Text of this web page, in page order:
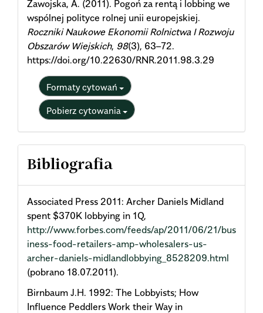
Zawojska, A. (2011). Pogoń za rentą i lobbing we
wspólnej polityce rolnej unii europejskiej.
Roczniki Naukowe Ekonomii Rolnictwa I Rozwoju
Obszarów Wiejskich, 98(3), 63–72.
https://doi.org/10.22630/RNR.2011.98.3.29
Formaty cytowań
Pobierz cytowania
Bibliografia
Associated Press 2011: Archer Daniels Midland
spent $370K lobbying in 1Q,
http://www.forbes.com/feeds/ap/2011/06/21/bus
iness-food-retailers-amp-wholesalers-us-
archer-daniels-midlandlobbying_8528209.html
(pobrano 18.07.2011).
Birnbaum J.H. 1992: The Lobbyists; How
Influence Peddlers Work their Way in